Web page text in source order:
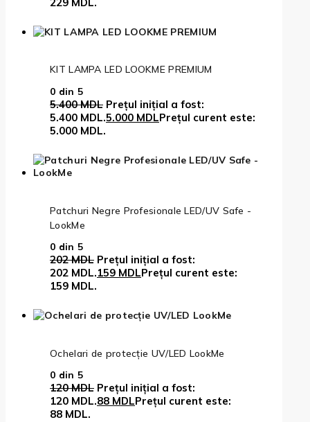
KIT LAMPA LED LOOKME PREMIUM
0 din 5
5.400MDL Prețul inițial a fost:
5.400 MDL.5.000 MDLPrețul curent este:
5.000 MDL.
Patchuri Negre Profesionale LED/UV Safe -
LookMe
0 din 5
202MDL Prețul inițial a fost:
202 MDL.159 MDLPrețul curent este:
159 MDL.
Ochelari de protecție UV/LED LookMe
0 din 5
120MDL Prețul inițial a fost:
120 MDL.88 MDLPrețul curent este:
88 MDL.